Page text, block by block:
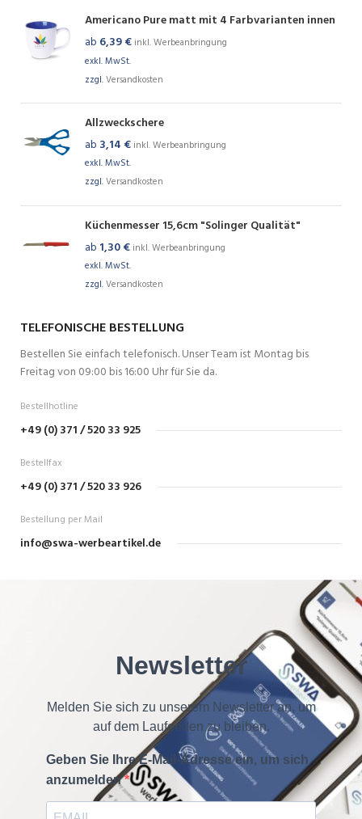
Americano Pure matt mit 4 Farbvarianten innen
ab 6,39€ inkl. Werbeanbringung
exkl. MwSt.
zzgl.Versandkosten
Allzweckschere
ab 3,14 € inkl. Werbeanbringung
exkl. MwSt.
zzgl.Versandkosten
Küchenmesser 15,6cm "Solinger Qualität"
ab 1,30€ inkl. Werbeanbringung
exkl. MwSt.
zzgl.Versandkosten
TELEFONISCHE BESTELLUNG
Bestellen Sie einfach telefonisch. Unser Team ist Montag bis
Freitag von 09:00 bis 16:00 Uhr für Sie da.
Bestellhotline
+49 (0) 371 / 520 33 925
Bestellfax
+49 (0) 371 / 520 33 926
Bestellung per Mail
info@swa-werbeartikel.de
Newsletter
Melden Sie sich zu unserem Newsletter an, um
auf dem Laufenden zu bleiben.
Geben Sie Ihre E-Mail-Adresse ein, um sich
anzumelden